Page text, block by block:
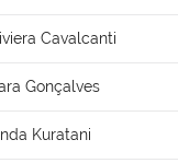
Cavalcanti
Gonçalves
Kuratani